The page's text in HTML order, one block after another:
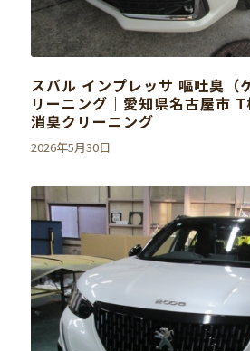
スバル インプレッサ 嘔吐臭（
リーニング｜愛知県名古屋市
消臭クリーニング
2026年5月30日